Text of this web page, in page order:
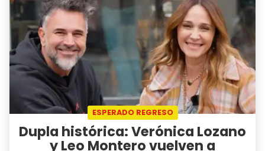
ESPERADO REGRESO
Dupla histórica: Verónica Lozano
y Leo Montero vuelven a